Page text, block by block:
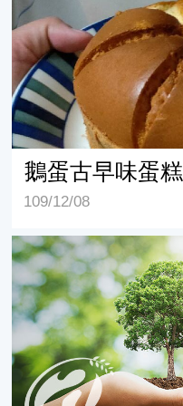
鵝蛋古早味蛋糕
109/12/08
青龍炒鵝胗